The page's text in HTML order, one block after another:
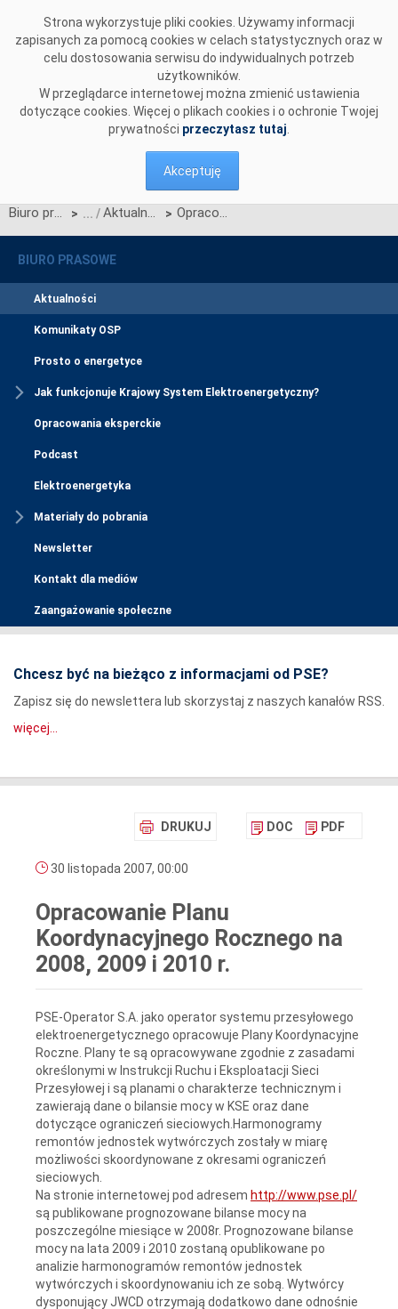
Strona wykorzystuje pliki cookies. Używamy informacji
zapisanych za pomocą cookies w celach statystycznych oraz w
celu dostosowania serwisu do indywidualnych potrzeb
użytkowników.
W przeglądarce internetowej można zmienić ustawienia
dotyczące cookies. Więcej o plikach cookies i o ochronie Twojej
prywatności przeczytasz tutaj
Akceptuję
Biuro prasowe > Aktualności > Opracowanie Planu Koordynacyjnego Rocznego na 2008, 2009 i 2010 r.
BIURO PRASOWE
Aktualności
Komunikaty OSP
Prosto o energetyce
Jak funkcjonuje Krajowy System Elektroenergetyczny?
Opracowania eksperckie
Podcast
Elektroenergetyka
Materiały do pobrania
Newsletter
Kontakt dla mediów
Zaangażowanie społeczne
Chcesz być na bieżąco z informacjami od PSE?
Zapisz się do newslettera lub skorzystaj z naszych kanałów RSS.
więcej...
DRUKUJ DOC PDF
30 listopada 2007, 00:00
Opracowanie Planu
Koordynacyjnego Rocznego na
2008, 2009 i 2010 r.
PSE-Operator S.A. jako operator systemu przesyłowego
elektroenergetycznego opracowuje Plany Koordynacyjne
Roczne. Plany te są opracowywane zgodnie z zasadami
określonymi w Instrukcji Ruchu i Eksploatacji Sieci
Przesyłowej i są planami o charakterze technicznym i
zawierają dane o bilansie mocy w KSE oraz dane
dotyczące ograniczeń sieciowych.Harmonogramy
remontów jednostek wytwórczych zostały w miarę
możliwości skoordynowane z okresami ograniczeń
sieciowych.
Na stronie internetowej pod adresem http://www.pse.pl/
są publikowane prognozowane bilanse mocy na
poszczególne miesiące w 2008r. Prognozowane bilanse
mocy na lata 2009 i 2010 zostaną opublikowane po
analizie harmonogramów remontów jednostek
wytwórczych i skoordynowaniu ich ze sobą. Wytwórcy
dysponujący JWCD otrzymają dodatkowo dane odnośnie